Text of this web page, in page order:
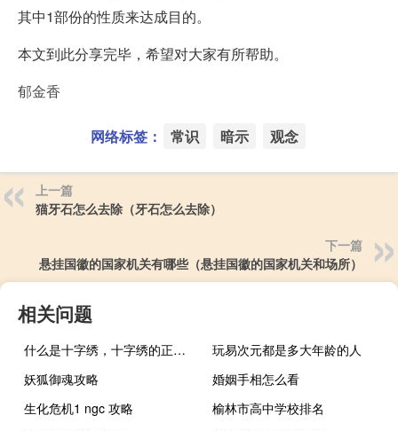
其中1部份的性质来达成目的。
本文到此分享完毕，希望对大家有所帮助。
郁金香
网络标签： 常识 暗示 观念
上一篇
猫牙石怎么去除（牙石怎么去除）
下一篇
悬挂国徽的国家机关有哪些（悬挂国徽的国家机关和场所）
相关问题
什么是十字绣，十字绣的正确绣法是怎样绣的？
玩易次元都是多大年龄的人
妖狐御魂攻略
婚姻手相怎么看
生化危机1 ngc 攻略
榆林市高中学校排名